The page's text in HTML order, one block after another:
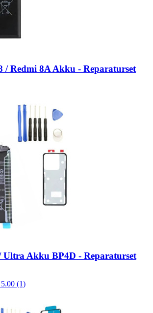
/ Redmi 8A Akku - Reparaturset
Ultra Akku BP4D - Reparaturset
5.00 (1)